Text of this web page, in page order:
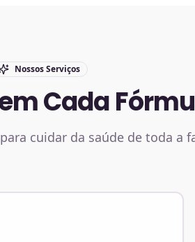
Nossos Serviços
Cada
cuidar da saúde de toda a